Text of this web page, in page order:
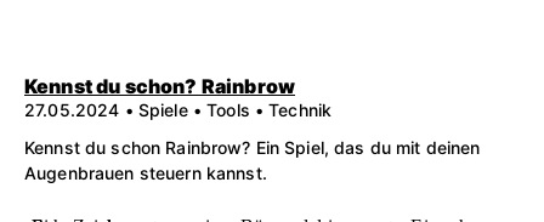
Kennst du schon? Rainbrow
27.05.2024 • Spiele • Tools • Technik
Kennst du schon Rainbrow? Ein Spiel, das du mit deinen
Augenbrauen steuern kannst.